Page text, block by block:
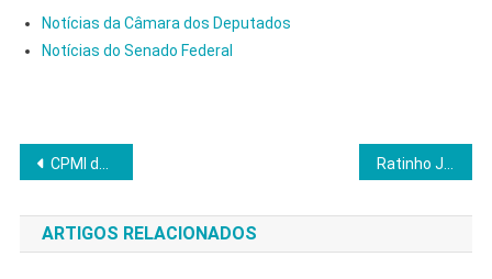
Notícias da Câmara dos Deputados
Notícias do Senado Federal
Navegação
de
Post
CPMI do INSS quebra sigilos e mira Contag após R$ 3,6 bilhões em descontos suspeitos Ratinho Jr. lidera intenções de voto em SC e amplia vantagem sobre Lula
ARTIGOS RELACIONADOS